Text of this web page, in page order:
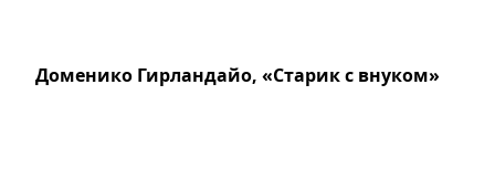
Доменико Гирландайо, «Старик с внуком»